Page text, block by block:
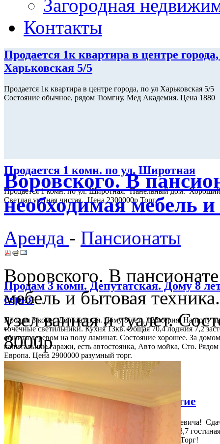
Загородная
Контакты
Продается 1к квартира в центре
Харьковская 5/5
Продается 1к квартира в центре города, по ул Харьковская 5/5
Состояние обычное, рядом Тюмгну, Мед Академия. Цена 1880
Продается 1 комн. по ул. Широтная
Продается 1 комн. по ул. Широтная. Панельный дом.
Светлая уютная чистая. Цена 2300000р Торг.
Продам 3 комн. Депутатская. Дому 8
серия
Продам 3 комн. Депутатская. Дому 8 лет , 125 серия. На полу
точечные светильники. Кухня 13кв. Общая 70,4 лоджия 7,2
обшита деревом на полу ламинат. Состояние хорошее. За домом
капитальные гаражи, есть автостоянка, Авто мойка, Сто.
Европа. Цена 2900000 разумный торг.
Срочно! Продается долевое участие
Срочно продается долевое участие по улице Карнацевича!
2013год. Общая площадь 40кв, кухня 13,9 коридор 8,7
Улучшенная отделка, окна пластик. Цена 1550000р Торг!
Воровского. В
необходимая мебель
Аренда - Пансионаты
Воровского. В
мебель и бытовая
узел ванная и туалет.
8000р